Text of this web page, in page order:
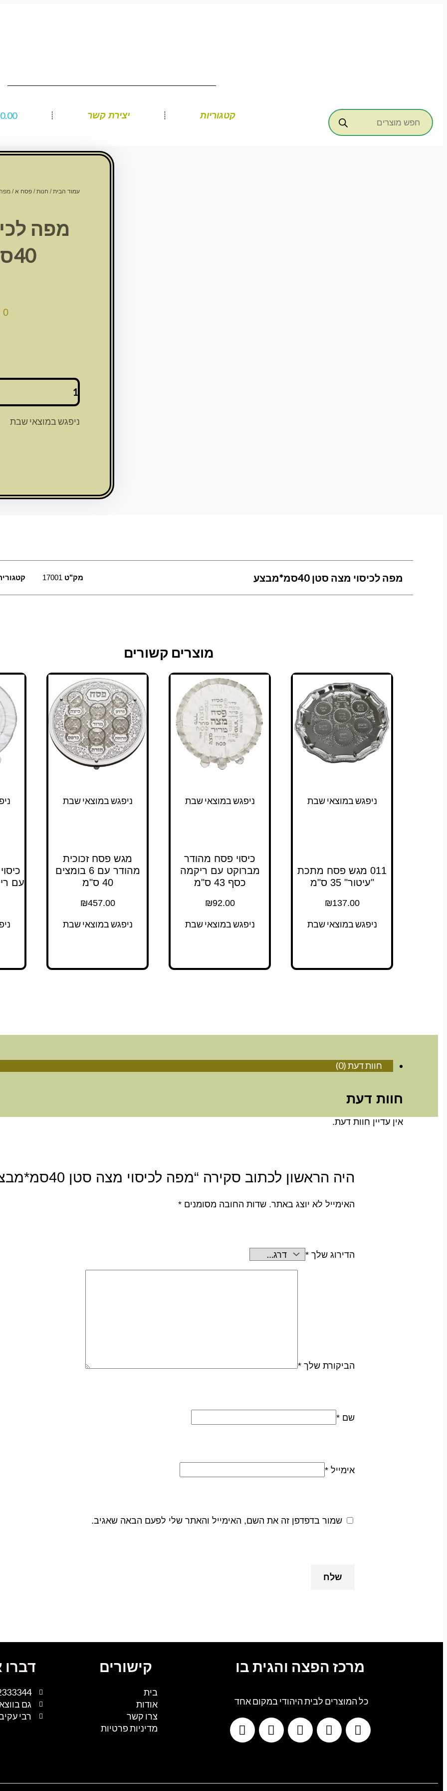
Products
search
קטגוריות יצירת קשר 0.00
עמוד הבית/ חנות/ פסח א/ מפה
מפה
40סמ*מבצע
כמות
של
מפה
לכיסוי
ניפגש במוצאי שבת
מפה לכיסוי מצה סטן 40סמ*מבצע מק"ט 17001
מוצרים קשורים
ניפגש במוצאי שבת
011 מגש פסח מתכת
"עיטור" 35 ס"מ
₪137.00
ניפגש במוצאי שבת
ניפגש במוצאי שבת
כיסוי פסח מהודר
מברוקט עם ריקמה
כסף 43 ס"מ
₪92.00
ניפגש במוצאי שבת
ניפגש במוצאי שבת
מגש פסח זכוכית
מהודר עם 6 בומצים
40 ס"מ
₪457.00
ניפגש במוצאי שבת
עם
חוות דעת (0)
חוות דעת
אין עדיין חוות דעת.
היה הראשון לכתוב סקירה “מפה לכיסוי מצה סטן 40סמ*מבצע”
האימייל לא יוצג באתר. שדות החובה מסומנים *
הדירוג שלך *
הביקורת שלך *
שם *
אימייל *
שמור בדפדפן זה את השם, האימייל והאתר שלי לפעם הבאה שאגיב.
מרכז הפצה והגית בו
כל המוצרים לבית היהודי במקום אחד
a
c
s
k
o
קישורים
בית
אודות
צרו קשר
מדיניות פרטיות
דברו
גם
רבי עקיבא 1, נתיבות,